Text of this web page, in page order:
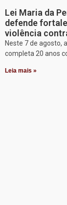
Lei Maria da
defende
violência
Neste 7 de agosto,
completa 20 anos
Leia mais »